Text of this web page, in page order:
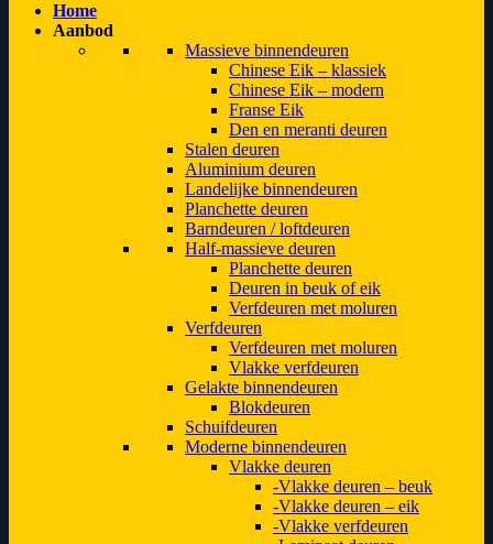
Home
Aanbod
Massieve binnendeuren
Chinese Eik – klassiek
Chinese Eik – modern
Franse Eik
Den en meranti deuren
Stalen deuren
Aluminium deuren
Landelijke binnendeuren
Planchette deuren
Barndeuren / loftdeuren
Half-massieve deuren
Planchette deuren
Deuren in beuk of eik
Verfdeuren met moluren
Verfdeuren
Verfdeuren met moluren
Vlakke verfdeuren
Gelakte binnendeuren
Blokdeuren
Schuifdeuren
Moderne binnendeuren
Vlakke deuren
Vlakke deuren – beuk
Vlakke deuren – eik
Vlakke verfdeuren